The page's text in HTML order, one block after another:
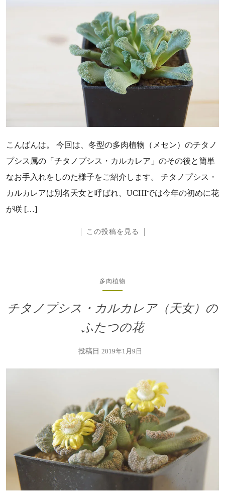
こんばんは。 今回は、冬型の多肉植物（メセン）のチタノ
プシス属の「チタノプシス・カルカレア」のその後と簡単
なお手入れをしのた様子をご紹介します。 チタノプシス・
カルカレアは別名天女と呼ばれ、UCHIでは今年の初めに花
が咲 […]
この投稿を見る
多肉植物
チタノプシス・カルカレア（天女）の
ふたつの花
投稿日 2019年1月9日